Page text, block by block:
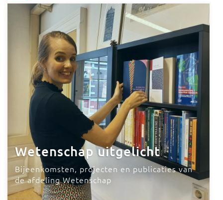
Wetenschap uitgelicht
Bijeenkomsten, projecten en publicaties van
de afdeling Wetenschap